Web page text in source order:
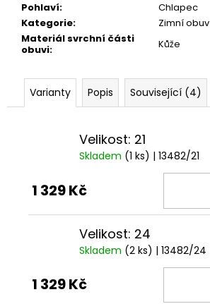
Pohlaví:
Chlapec
Kategorie:
Zimní obuv
Materiál svrchní části
obuvi: Kůže
Varianty Popis Související (4)
Velikost: 21
Skladem (1 ks) | 13482/21
1 329 Kč
Velikost: 24
Skladem (2 ks) | 13482/24
1 329 Kč